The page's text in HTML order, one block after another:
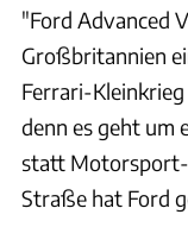
"Ford Advanced
Großbritannien
Ferrari-
denn es geht um
statt
Straße hat Ford